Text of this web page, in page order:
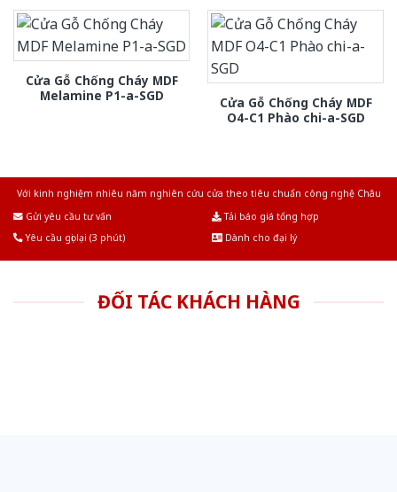
Cửa Gỗ Chống Cháy MDF
Melamine P1-a-SGD
Cửa Gỗ Chống Cháy MDF
O4-C1 Phào chi-a-SGD
Với kinh nghiệm nhiêu năm nghiên cứu cửa theo tiêu chuẩn công nghệ Châu
Gửi yêu cầu tư vấn
Tải báo giá tổng hợp
Yêu cầu gọi lại (3 phút)
Dành cho đại lý
ĐỐI TÁC KHÁCH HÀNG